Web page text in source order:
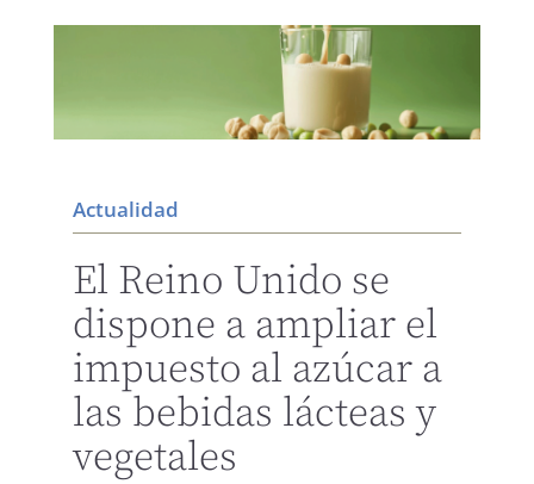
Actualidad
El Reino Unido se
dispone a ampliar el
impuesto al azúcar a
las bebidas lácteas y
vegetales